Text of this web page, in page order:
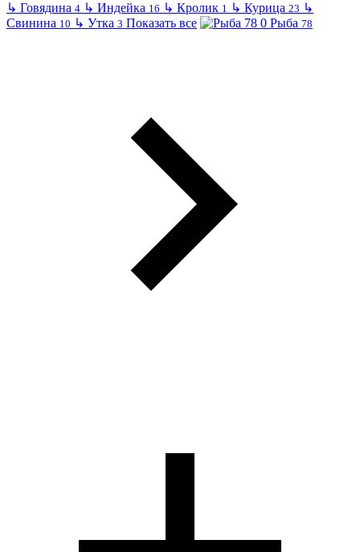
↳ Говядина 4 ↳ Индейка 16 ↳ Кролик 1 ↳ Курица 23 ↳
Свинина 10 ↳ Утка 3 Показать все Рыба 78